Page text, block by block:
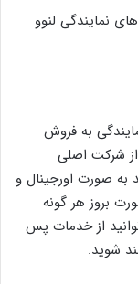
نمایندگی لنوو
به فروش
شرکت اصلی
صورت اورجینال و
بروز هر گونه
از خدمات پس
شوید.